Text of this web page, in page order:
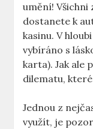
umění! Všichni
dostanete k
kasinu. V
vybíráno s
karta). Jak ale
dilematu,
Jednou z
využít, je